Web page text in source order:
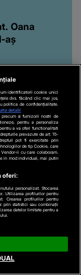
Oana
aș
toți
identificatorii cookie unici
dvs. făcând clic mai jos,
politica de confidențialitate.
detalii
si furnizorii nostri de
pentru a personaliza
a va oferi functionalitati
prevazute de art. 15-
pot fi exercitate prin
de tip Cookie, care
ii cu care colaboram.
in mod individual, mai putin
oferi:
personalizat. Stocarea
Utilizarea profilurilor pentru
Crearea profilurilor pentru
prin statistici sau combinații
datelor limitate pentru a